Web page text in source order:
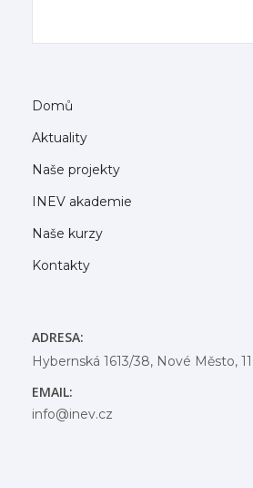
Domů
Aktuality
Naše projekty
INEV akademie
Naše kurzy
Kontakty
ADRESA:
Hybernská 1613/38, Nové Město,
EMAIL:
info@inev.cz